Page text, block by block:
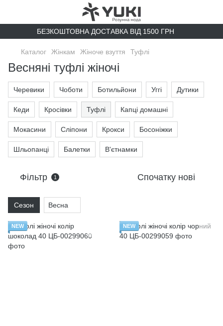
БЕЗКОШТОВНА ДОСТАВКА ВІД 1500 ГРН
Каталог Жінкам Жіноче взуття Туфлі
Весняні туфлі жіночі
Черевики Чоботи Ботильйони Уггі Дутики
Кеди Кросівки Туфлі Капці домашні
Мокасини Сліпони Крокси Босоніжки
Шльопанці Балетки В'єтнамки
Фільтр 1 Спочатку нові
Сезон Весна
NEW NEW